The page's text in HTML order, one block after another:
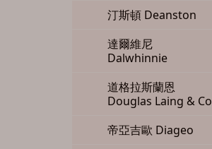
汀斯頓 Deanston
達爾維尼
Dalwhinnie
道格拉斯蘭恩
Douglas Laing & Co
帝亞吉歐 Diageo